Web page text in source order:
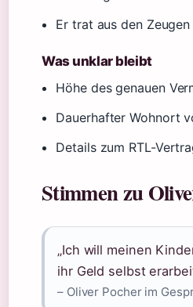
Er trat aus den
Was unklar bleibt
Höhe des genauen
Dauerhafter Wohnort
Details zum RTL-
Stimmen zu
„Ich will meinen
ihr Geld selbst
– Oliver Pocher im